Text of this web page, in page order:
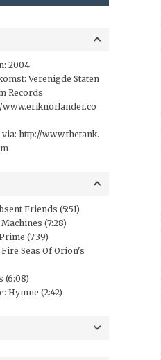
2004
Verenigde Staten
Records
www.eriknorlander.co
http://www.thetank.
Friends (5:51)
(7:28)
(7:39)
Seas Of Orion's
(6:08)
Hymne (2:42)